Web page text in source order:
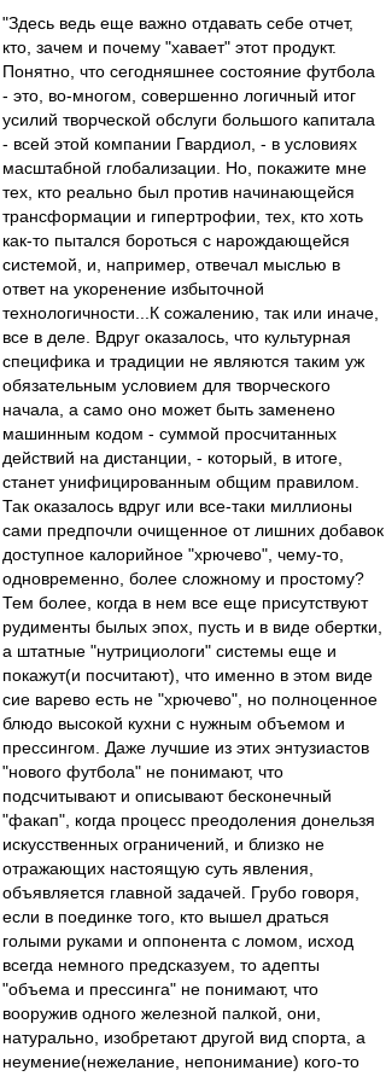
"Здесь ведь еще важно отдавать себе отчет,
кто, зачем и почему "хавает" этот продукт.
Понятно, что сегодняшнее состояние футбола
- это, во-многом, совершенно логичный итог
усилий творческой обслуги большого капитала
- всей этой компании Гвардиол, - в условиях
масштабной глобализации. Но, покажите мне
тех, кто реально был против начинающейся
трансформации и гипертрофии, тех, кто хоть
как-то пытался бороться с нарождающейся
системой, и, например, отвечал мыслью в
ответ на укоренение избыточной
технологичности...К сожалению, так или иначе,
все в деле. Вдруг оказалось, что культурная
специфика и традиции не являются таким уж
обязательным условием для творческого
начала, а само оно может быть заменено
машинным кодом - суммой просчитанных
действий на дистанции, - который, в итоге,
станет унифицированным общим правилом.
Так оказалось вдруг или все-таки миллионы
сами предпочли очищенное от лишних добавок
доступное калорийное "хрючево", чему-то,
одновременно, более сложному и простому?
Тем более, когда в нем все еще присутствуют
рудименты былых эпох, пусть и в виде обертки,
а штатные "нутрициологи" системы еще и
покажут(и посчитают), что именно в этом виде
сие варево есть не "хрючево", но полноценное
блюдо высокой кухни с нужным объемом и
прессингом. Даже лучшие из этих энтузиастов
"нового футбола" не понимают, что
подсчитывают и описывают бесконечный
"факап", когда процесс преодоления донельзя
искусственных ограничений, и близко не
отражающих настоящую суть явления,
объявляется главной задачей. Грубо говоря,
если в поединке того, кто вышел драться
голыми руками и оппонента с ломом, исход
всегда немного предсказуем, то адепты
"объема и прессинга" не понимают, что
вооружив одного железной палкой, они,
натурально, изобретают другой вид спорта, а
неумение(нежелание, непонимание) кого-то